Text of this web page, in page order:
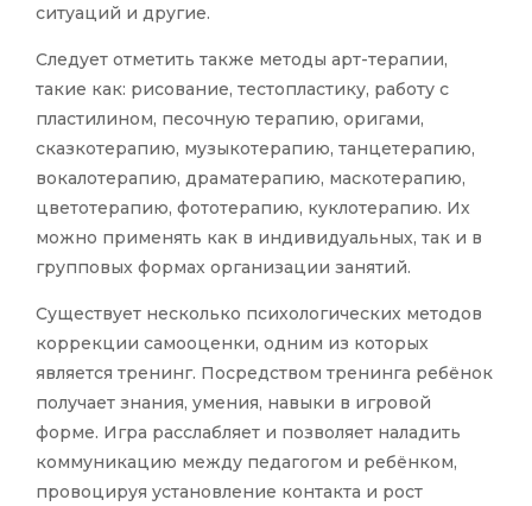
ситуаций и другие.
Следует отметить также методы арт-терапии,
такие как: рисование, тестопластику, работу с
пластилином, песочную терапию, оригами,
сказкотерапию, музыкотерапию, танцетерапию,
вокалотерапию, драматерапию, маскотерапию,
цветотерапию, фототерапию, куклотерапию. Их
можно применять как в индивидуальных, так и в
групповых формах организации занятий.
Существует несколько психологических методов
коррекции самооценки, одним из которых
является тренинг. Посредством тренинга ребёнок
получает знания, умения, навыки в игровой
форме. Игра расслабляет и позволяет наладить
коммуникацию между педагогом и ребёнком,
провоцируя установление контакта и рост